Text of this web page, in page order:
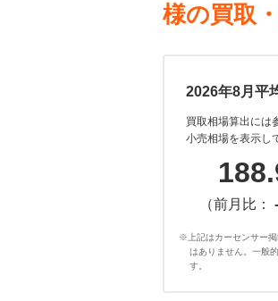
様の買取
2026年8月平
買取相場算出には
小売相場を表示し
（前月比：
※上記はカーセンサー
はありません。一般
す。